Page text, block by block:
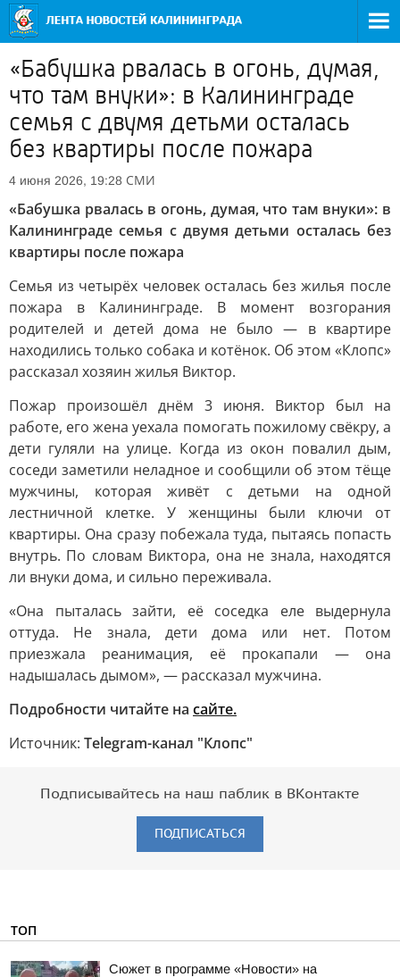
«Бабушка рвалась в огонь, думая,
что там внуки»: в Калининграде
семья с двумя детьми осталась
без квартиры после пожара
4 июня 2026, 19:28 СМИ
«Бабушка рвалась в огонь, думая, что там внуки»: в
Калининграде семья с двумя детьми осталась без
квартиры после пожара
Семья из четырёх человек осталась без жилья после
пожара в Калининграде. В момент возгорания
родителей и детей дома не было — в квартире
находились только собака и котёнок. Об этом «Клопс»
рассказал хозяин жилья Виктор.
Пожар произошёл днём 3 июня. Виктор был на
работе, его жена уехала помогать пожилому свёкру, а
дети гуляли на улице. Когда из окон повалил дым,
соседи заметили неладное и сообщили об этом тёще
мужчины, которая живёт с детьми на одной
лестничной клетке. У женщины были ключи от
квартиры. Она сразу побежала туда, пытаясь попасть
внутрь. По словам Виктора, она не знала, находятся
ли внуки дома, и сильно переживала.
«Она пыталась зайти, её соседка еле выдернула
оттуда. Не знала, дети дома или нет. Потом
приезжала реанимация, её прокапали — она
надышалась дымом», — рассказал мужчина.
Подробности читайте на сайте.
Источник: Telegram-канал "Клопс"
Подписывайтесь на наш паблик в ВКонтакте
ПОДПИСАТЬСЯ
ТОП
Сюжет в программе «Новости» на